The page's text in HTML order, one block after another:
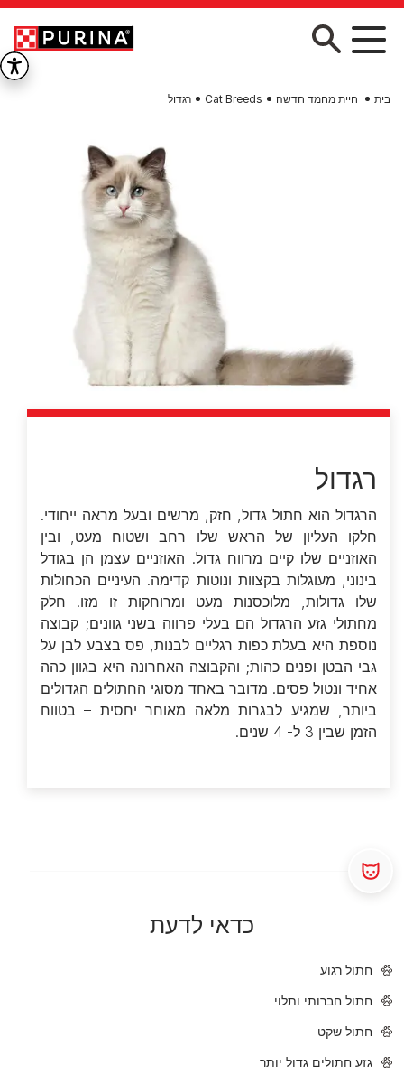
Skip to main content
בית חיית מחמד חדשה Cat Breeds רגדול
רגדול
הרגדול הוא חתול גדול, חזק, מרשים ובעל מראה ייחודי.
חלקו העליון של הראש שלו רחב ושטוח מעט, ובין
האוזניים שלו קיים מרווח גדול. האוזניים עצמן הן בגודל
בינוני, מעוגלות בקצוות ונוטות קדימה. העיניים הכחולות
שלו גדולות, מלוכסנות מעט ומרוחקות זו מזו. חלק
מחתולי גזע הרגדול הם בעלי פרווה בשני גוונים; קבוצה
נוספת היא בעלת כפות רגליים לבנות, פס בצבע לבן על
גבי הבטן ופנים כהות; והקבוצה האחרונה היא בגוון כהה
אחיד ונטול פסים. מדובר באחד מסוגי החתולים הגדולים
ביותר, שמגיע לבגרות מלאה מאוחר יחסית – בטווח
הזמן שבין 3 ל- 4 שנים.
כדאי לדעת
חתול רגוע
חתול חברותי ותלוי
חתול שקט
גזע חתולים גדול יותר